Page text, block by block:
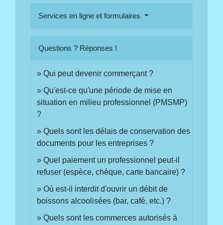
Services en ligne et formulaires
Questions ? Réponses !
Qui peut devenir commerçant ?
Qu'est-ce qu'une période de mise en
situation en milieu professionnel (PMSMP)
?
Quels sont les délais de conservation des
documents pour les entreprises ?
Quel paiement un professionnel peut-il
refuser (espèce, chèque, carte bancaire) ?
Où est-il interdit d'ouvrir un débit de
boissons alcoolisées (bar, café, etc.) ?
Quels sont les commerces autorisés à